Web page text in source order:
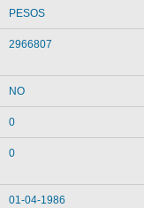
PESOS
2966807
NO
0
0
01-04-1986